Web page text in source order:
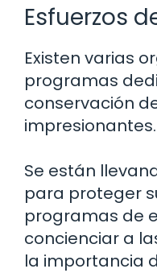
Esfuerzos
Existen varias
programas
conservación
impresionantes.
Se están
para proteger
programas de
concienciar a
la importancia